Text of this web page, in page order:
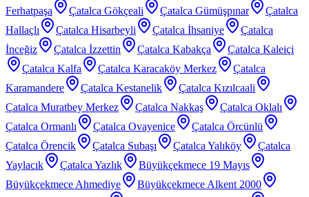
Ferhatpaşa
Çatalca Gökçeali Çatalca Gümüşpınar
Çatalca
Hallaçlı
Çatalca Hisarbeyli Çatalca İhsaniye
Çatalca
İnceğiz
Çatalca İzzettin Çatalca Kabakça
Çatalca Kaleiçi
Çatalca Kalfa
Çatalca Karacaköy Merkez
Çatalca
Karamandere
Çatalca Kestanelik
Çatalca Kızılcaali
Çatalca Muratbey Merkez
Çatalca Nakkaş
Çatalca Oklalı
Çatalca Ormanlı
Çatalca Ovayenice
Çatalca Örcünlü
Çatalca Örencik
Çatalca Subaşı Çatalca Yalıköy
Çatalca
Yaylacık
Çatalca Yazlık
Büyükçekmece 19 Mayıs
Büyükçekmece Ahmediye
Büyükçekmece Alkent 2000